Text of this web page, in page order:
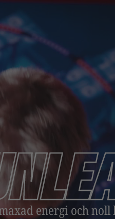
energi och noll